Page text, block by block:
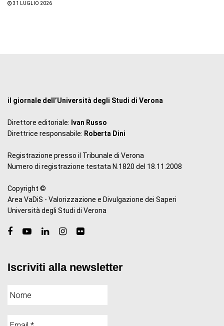
31 LUGLIO 2026
il giornale dell’Università degli Studi di Verona
Direttore editoriale: Ivan Russo
Direttrice responsabile: Roberta Dini
Registrazione presso il Tribunale di Verona
Numero di registrazione testata N.1820 del 18.11.2008
Copyright ©
Area VaDiS - Valorizzazione e Divulgazione dei Saperi
Università degli Studi di Verona
Iscriviti alla newsletter